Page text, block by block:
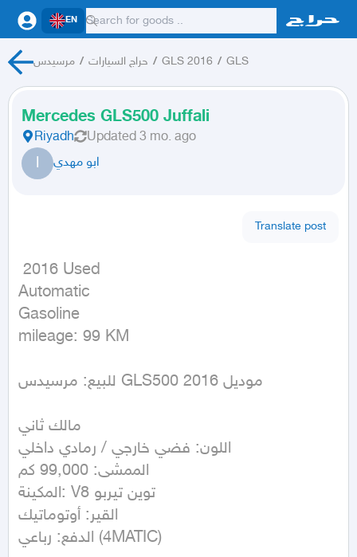
EN
مرسيدس / حراج السيارات / GLS 2016 / GLS
Mercedes GLS500 Juffali
Riyadh Updated 3 mo. ago
ا ابو مهدي
Translate post
Automatic
Gasoline
mileage: 99 KM
للبيع: مرسيدس GLS500 موديل 2016
مالك ثاني
اللون: فضي خارجي / رمادي داخلي
الممشى: 99,000 كم
المكينة: V8 توين تيربو
القير: أوتوماتيك
الدفع: رباعي (4MATIC)